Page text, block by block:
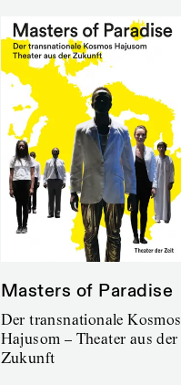
Masters of Paradise
Der transnationale Kosmos
Hajusom – Theater aus der
Zukunft